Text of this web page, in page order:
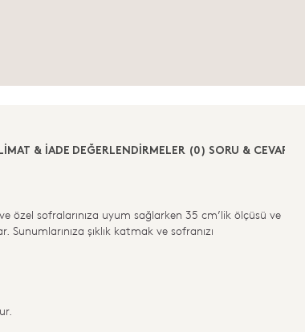
& İADE DEĞERLENDİRMELER (0) SORU & CEVAP (0)
özel sofralarınıza uyum sağlarken 35 cm’lik ölçüsü ve
Sunumlarınıza şıklık katmak ve sofranızı